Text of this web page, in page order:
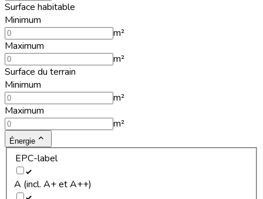
Surface habitable
Minimum
m²
Maximum
m²
Surface du terrain
Minimum
m²
Maximum
m²
Énergie
EPC-label
A (incl. A+ et A++)